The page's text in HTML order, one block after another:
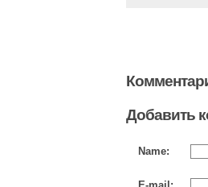
Добавить
Name: